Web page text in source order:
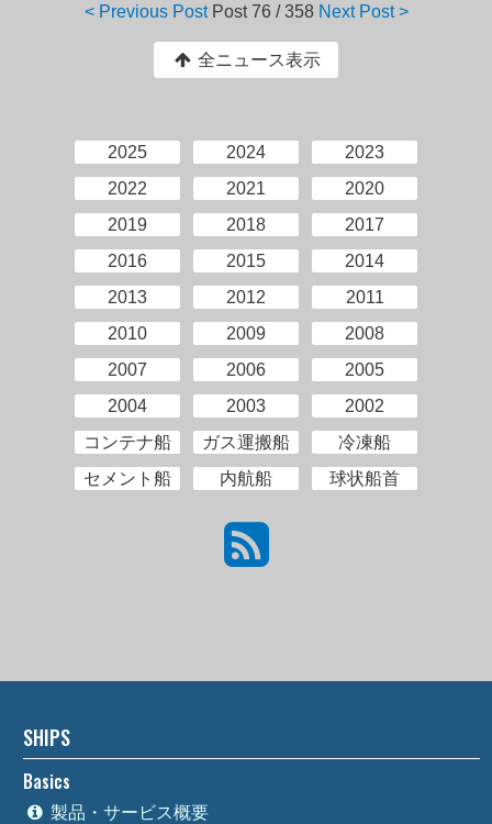
< Previous Post Post76 / 358 Next Post >
全ニュース表示
2025 2024
2023
2022
2021
2020
2019
2018
2017
2016
2015
2014
2013
2012
2011
2010
2009
2008
2007
2006
2005
2004
2003
2002
コンテナ船
ガス運搬船
冷凍船
セメント船
内航船 球状船首
SHIPS
Basics
製品・サービス概要